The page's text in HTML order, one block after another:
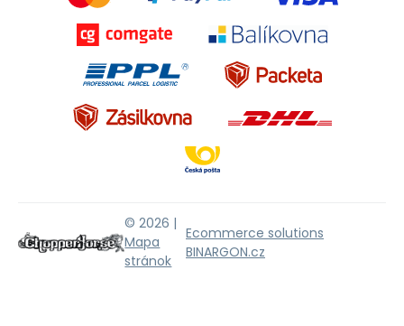
© 2026 |
Mapa
stránok
Ecommerce solutions
BINARGON.cz